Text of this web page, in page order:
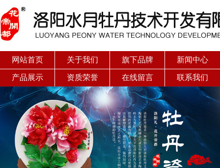
网站首页 关于我们 旗下品牌 新闻中心
产品展示 资质荣誉 在线留言 联系我们